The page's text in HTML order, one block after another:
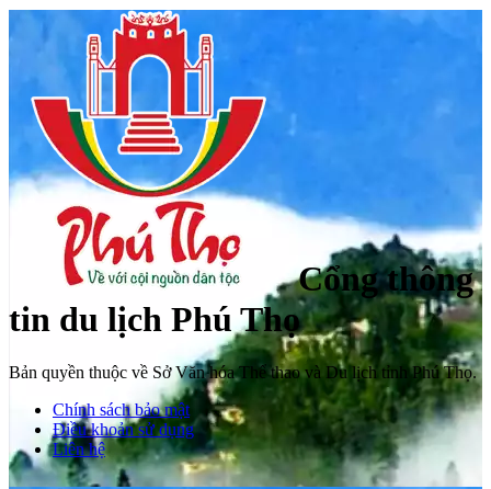
Cổng thông
tin du lịch Phú Thọ
Bản quyền thuộc về Sở Văn hóa Thể thao và Du lịch tỉnh Phú Thọ.
Chính sách bảo mật
Điều khoản sử dụng
Liên hệ